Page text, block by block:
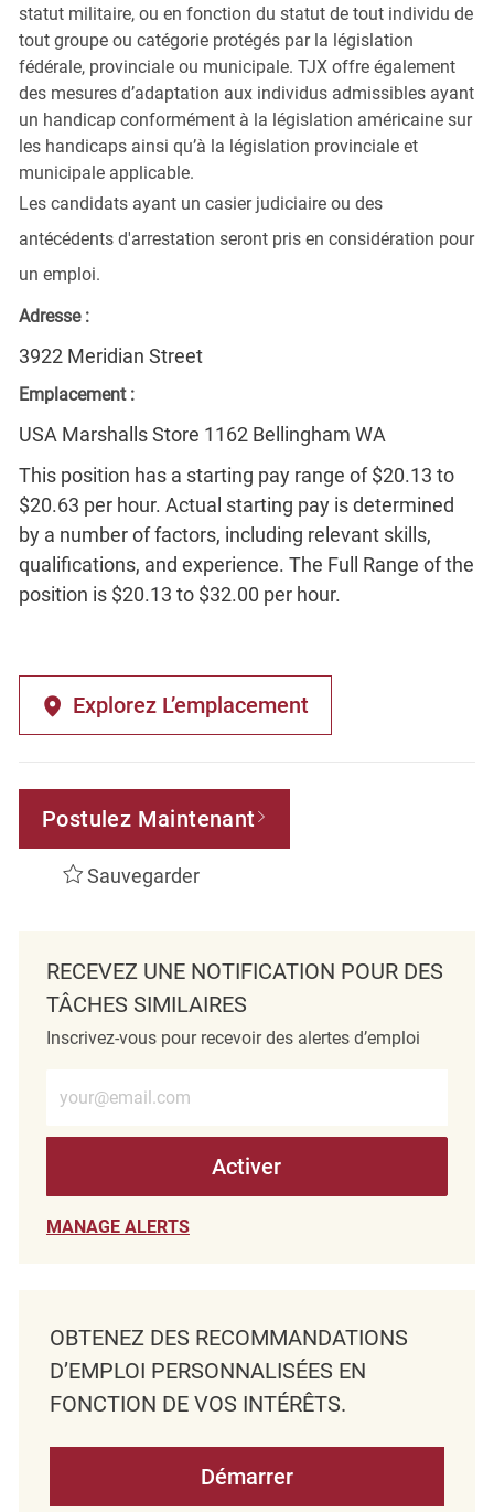
statut militaire, ou en fonction du statut de tout individu de
tout groupe ou catégorie protégés par la législation
fédérale, provinciale ou municipale. TJX offre également
des mesures d’adaptation aux individus admissibles ayant
un handicap conformément à la législation américaine sur
les handicaps ainsi qu’à la législation provinciale et
municipale applicable.
Les candidats ayant un casier judiciaire ou des
antécédents d'arrestation seront pris en considération pour
un emploi.
Adresse :
3922 Meridian Street
Emplacement :
USA Marshalls Store 1162 Bellingham WA
This position has a starting pay range of $20.13 to
$20.63 per hour. Actual starting pay is determined
by a number of factors, including relevant skills,
qualifications, and experience. The Full Range of the
position is $20.13 to $32.00 per hour.
Explorez L’emplacement
Postulez Maintenant
Sauvegarder
RECEVEZ UNE NOTIFICATION POUR DES
TÂCHES SIMILAIRES
Inscrivez-vous pour recevoir des alertes d’emploi
Activer
MANAGE ALERTS
OBTENEZ DES RECOMMANDATIONS
D’EMPLOI PERSONNALISÉES EN
FONCTION DE VOS INTÉRÊTS.
Démarrer